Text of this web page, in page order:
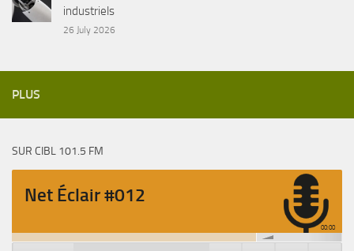
industriels
26 July 2026
PLUS
SUR CIBL 101.5 FM
Net Éclair #012
00:00